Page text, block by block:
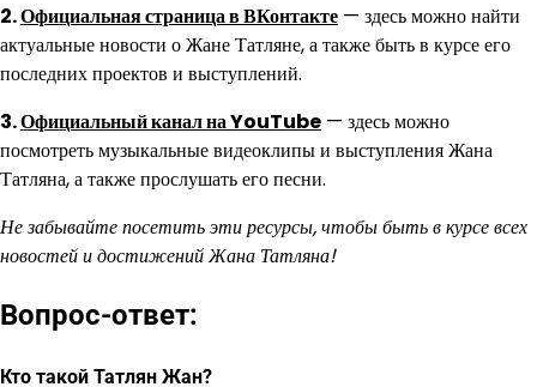
2.Официальная страница в ВКонтакте — здесь можно найти
актуальные новости о Жане Татляне, а также быть в курсе его
последних проектов и выступлений.
3.Официальный канал на YouTube — здесь можно
посмотреть музыкальные видеоклипы и выступления Жана
Татляна, а также прослушать его песни.
Не забывайте посетить эти ресурсы, чтобы быть в курсе всех
новостей и достижений Жана Татляна!
Вопрос-ответ:
Кто такой Татлян Жан?